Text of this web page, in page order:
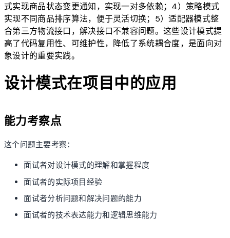
式实现商品状态变更通知，实现一对多依赖；4）策略模式
实现不同商品排序算法，便于灵活切换；5）适配器模式整
合第三方物流接口，解决接口不兼容问题。这些设计模式提
高了代码复用性、可维护性，降低了系统耦合度，是面向对
象设计的重要实践。
设计模式在项目中的应用
能力考察点
这个问题主要考察：
面试者对设计模式的理解和掌握程度
面试者的实际项目经验
面试者分析问题和解决问题的能力
面试者的技术表达能力和逻辑思维能力